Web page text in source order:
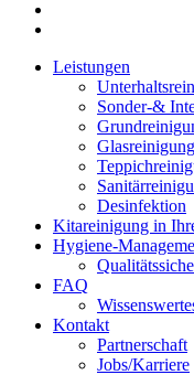
Leistungen
Sonder-&
Desinfektion
Kitareinigung in
Hygiene-
FAQ
Kontakt
Partnerschaft
Jobs/Karriere